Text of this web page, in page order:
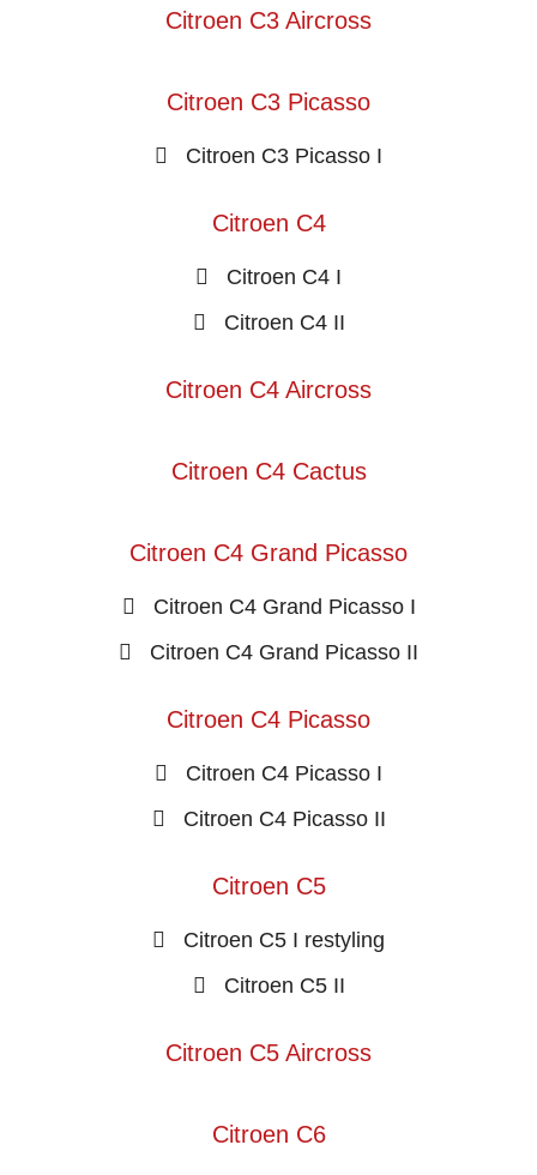
Citroen C3 Aircross
Citroen C3 Picasso
Citroen C3 Picasso I
Citroen C4
Citroen C4 I
Citroen C4 II
Citroen C4 Aircross
Citroen C4 Cactus
Citroen C4 Grand Picasso
Citroen C4 Grand Picasso I
Citroen C4 Grand Picasso II
Citroen C4 Picasso
Citroen C4 Picasso I
Citroen C4 Picasso II
Citroen C5
Citroen C5 I restyling
Citroen C5 II
Citroen C5 Aircross
Citroen C6